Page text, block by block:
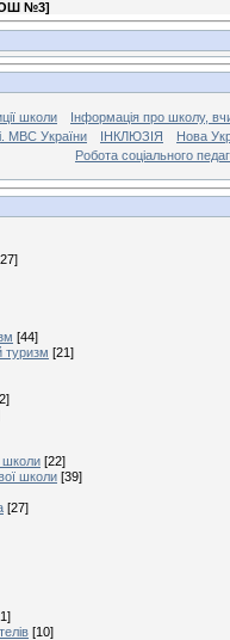
№3]
школи
Інформація про школу,
МВС України
ІНКЛЮЗІЯ Нова
Робота соціального
[44]
туризм [21]
школи [22]
школи [39]
[27]
[10]